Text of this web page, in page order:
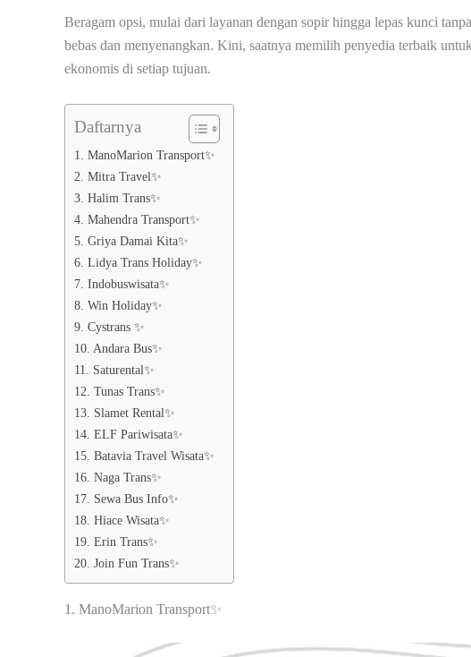
Beragam opsi, mulai dari layanan dengan sopir hingga lepas kunci
bebas dan menyenangkan. Kini, saatnya memilih penyedia terbaik
ekonomis di setiap tujuan.
Daftarnya
1. ManoMarion Transport✨
2. Mitra Travel✨
3. Halim Trans✨
4. Mahendra Transport✨
5. Griya Damai Kita✨
6. Lidya Trans Holiday✨
7. Indobuswisata✨
8. Win Holiday✨
9. Cystrans ✨
10. Andara Bus✨
11. Saturental✨
12. Tunas Trans✨
13. Slamet Rental✨
14. ELF Pariwisata✨
15. Batavia Travel Wisata✨
16. Naga Trans✨
17. Sewa Bus Info✨
18. Hiace Wisata✨
19. Erin Trans✨
20. Join Fun Trans✨
1. ManoMarion Transport✨